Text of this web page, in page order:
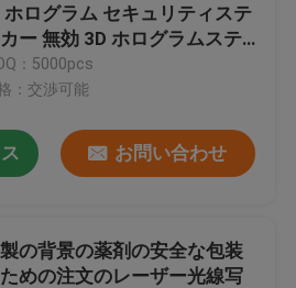
包装
ホログラム セキュリティステ
ー 無効 3D ホログラムステッ
：5000pcs
：交渉可能
お問い合わせ
の背景の薬剤の安全な包装
めの注文のレーザー光線写